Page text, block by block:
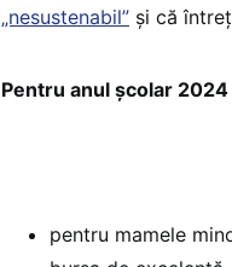
„nesustenabil” și că
Pentru anul școlar
pentru mamele